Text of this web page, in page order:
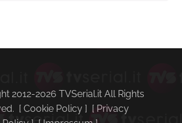
2012-2026 TVSerial.it All Rights
[ Cookie Policy ] [ Privacy